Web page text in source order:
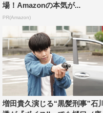
場！Amazonの本気が...
PR(Amazon)
増田貴久演じる“黒髪刑事”石川